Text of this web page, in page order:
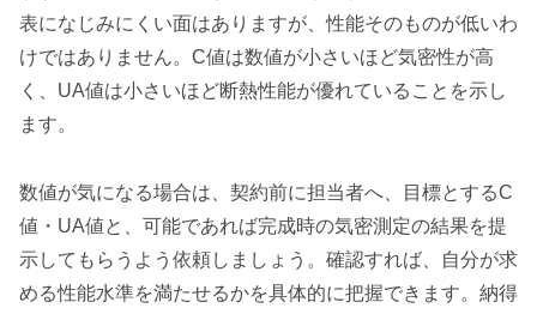
表になじみにくい面はありますが、性能そのものが低いわ
けではありません。C値は数値が小さいほど気密性が高
く、UA値は小さいほど断熱性能が優れていることを示し
ます。
数値が気になる場合は、契約前に担当者へ、目標とするC
値・UA値と、可能であれば完成時の気密測定の結果を提
示してもらうよう依頼しましょう。確認すれば、自分が求
める性能水準を満たせるかを具体的に把握できます。納得